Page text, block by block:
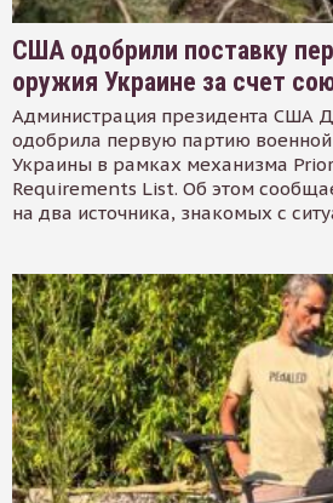
США одобрили поставку
оружия Украине за счет
Администрация президента США
одобрила первую партию
Украины в рамках механизма
Requirements List. Об этом
на два источника, знакомых с